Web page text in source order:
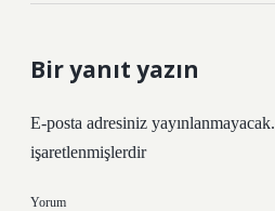
Bir yanıt yazın
E-posta adresiniz yayınlanmayacak.
işaretlenmişlerdir
Yorum